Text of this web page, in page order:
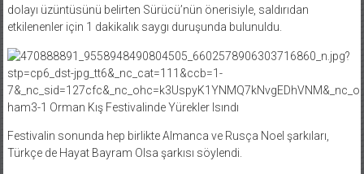
dolayı üzüntüsünü belirten Sürücü’nün önerisiyle, saldırıdan
etkilenenler için 1 dakikalık saygı duruşunda bulunuldu.
Festivalin sonunda hep birlikte Almanca ve Rusça Noel şarkıları,
Türkçe de Hayat Bayram Olsa şarkısı söylendi.